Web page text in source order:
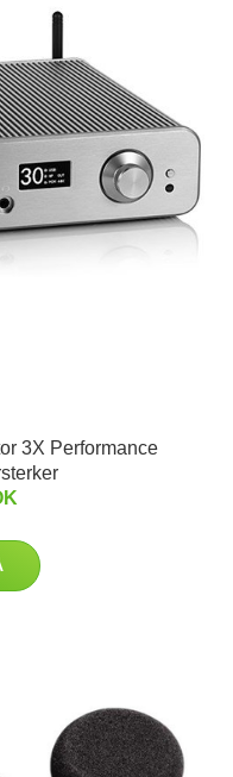
3X Performance